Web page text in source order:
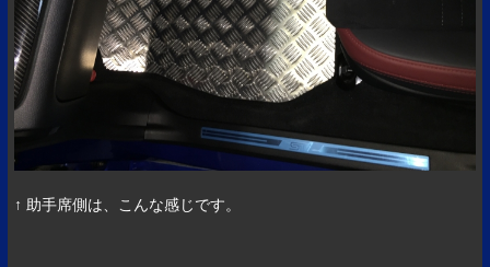
↑ 助手席側は、こんな感じです。